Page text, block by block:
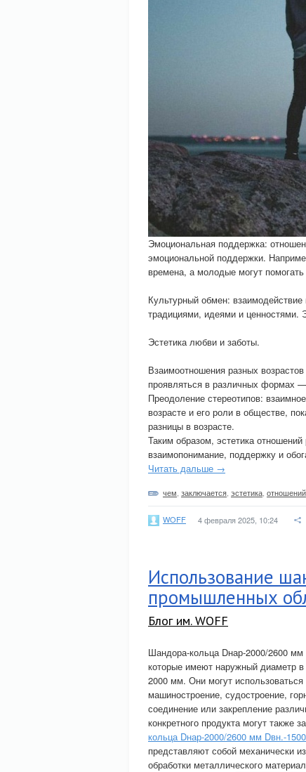
Эмоциональная поддержка:
эмоциональной поддержки.
времена, а молодые могут
Культурный обмен:
традициями, идеями и ценностями.
Эстетика любви и заботы.
Взаимоотношения разных
проявляться в различных формах
Преодоление стереотипов:
возрасте и его роли в обществе,
разницы в возрасте.
Таким образом, эстетика
взаимопонимание, поддержку и
Читать дальше →
чем заключается эстетика отношений
WOFF 4 февраля 2025, 10:24
Использование
промышленных
Блог им. WOFF
Шандора-кольца Dнар-2000/2600
которые имеют наружный диаметр
2000 мм. Они могут
машиностроение, судостроение,
соединение или закрепление
конкретного продукта могут также
кольца Dнар-2000/2600 мм Dвн.-
представляют собой механически
обработки металлического